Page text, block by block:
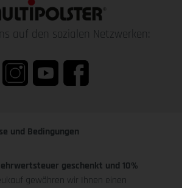
auf den sozialen Netzwerken:
und Bedingungen
geschenkt und 10%
gewähren wir Ihnen einen